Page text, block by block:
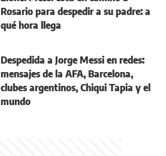
Rosario para despedir a su padre: a
qué hora llega
Despedida a Jorge Messi en redes:
mensajes de la AFA, Barcelona,
clubes argentinos, Chiqui Tapia y el
mundo